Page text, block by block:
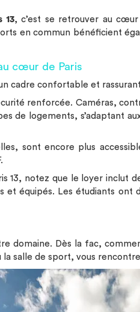
13, c’est se retrouver au
en commun bénéficient
cœur de Paris
cadre confortable et
renforcée. Caméras,
de logements, s’adaptant
sont encore plus
13, notez que le loyer inclut
équipés. Les étudiants
domaine. Dès la fac,
la salle de sport, vous